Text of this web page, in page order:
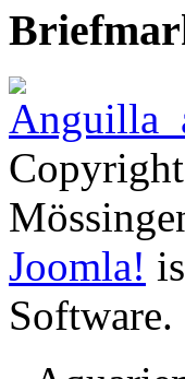
Joomla!
Software.